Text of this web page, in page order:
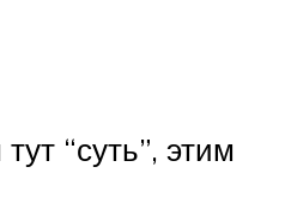
“суть”, этим